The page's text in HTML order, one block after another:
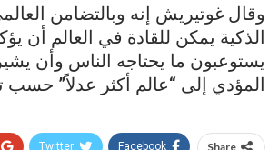
وقال غوتيريش إنه وبالتضامن
الذكية يمكن للقادة في العالم أن
يستوعبون ما يحتاجه الناس وأن
المؤدي إلى “عالم أكثر عدلاً” حسب
Share
Facebook
Twitter